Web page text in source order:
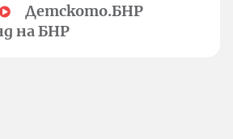
Детското.БНР
на БНР